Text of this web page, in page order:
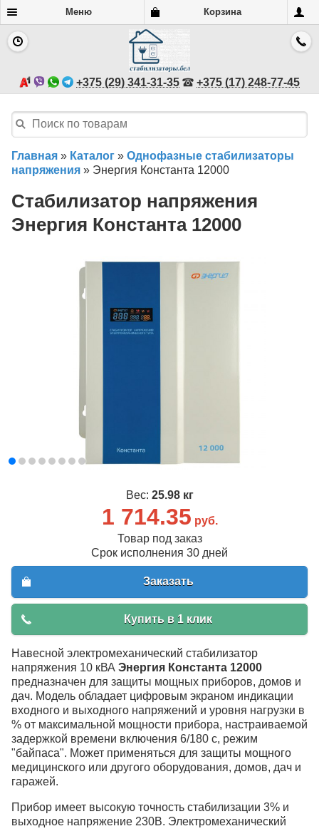
Меню Корзина
+375 (29) 341-31-35 +375 (17) 248-77-45
Главная » Каталог » Однофазные стабилизаторы
напряжения » Энергия Константа 12000
Стабилизатор напряжения
Энергия Константа 12000
Вес: 25.98 кг
1 714.35 руб.
Товар под заказ
Срок исполнения 30 дней
Заказать
Купить в 1 клик
Навесной электромеханический стабилизатор
напряжения 10 кВА Энергия Константа 12000
предназначен для защиты мощных приборов, домов и
дач. Модель обладает цифровым экраном индикации
входного и выходного напряжений и уровня нагрузки в
% от максимальной мощности прибора, настраиваемой
задержкой времени включения 6/180 с, режим
"байпаса". Может применяться для защиты мощного
медицинского или другого оборудования, домов, дач и
гаражей.
Прибор имеет высокую точность стабилизации 3% и
выходное напряжение 230В. Электромеханический